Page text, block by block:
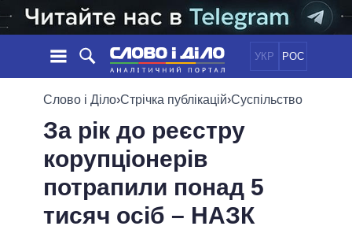
УКР РОС
НОВИНИ
СТРІЧКА
ПОДІЇ
СТАТТІ
ДУМКИ
ОГЛЯДИ
ПОЛІТИКА
ЕКОНОМІКА
СУСПІЛЬСТВО
ОБIЦЯНКИ
ПОЛIТИКИ
УСІ ПОЛІТИКИ
ПРЕЗИДЕНТ І ОФІС
ІНФОГРАФІКА
Слово і Діло›Стрічка публікацій›Суспільство
За рік до реєстру
корупціонерів
потрапили понад 5
тисяч осіб – НАЗК